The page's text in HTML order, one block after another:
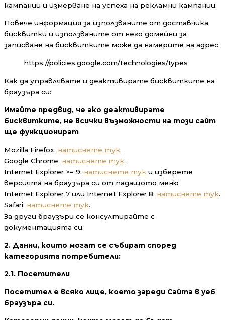
кампании и измерване на успеха на рекламни кампании.
Повече информация за използваните от доставчика
бисквитки и използваните от него домейни за
записване на бисквитките може да намерите на адрес:
https://policies.google.com/technologies/types
Как да управлявате и деактивирате бисквитките на
браузъра си:
Имайте предвид, че ако деактивирате
бисквитките, не всички възможности на този сайт
ще функционират
Mozilla Firefox: натиснете тук.
Google Chrome: натиснете тук.
Internet Explorer >= 9: натиснете тук и изберете
версията на браузъра си от падащото меню
Internet Explorer 7 или Internet Explorer 8: натиснете тук.
Safari: натиснете тук.
За други браузъри се консултирайте с
документацията си.
2. Данни, които могат се събират според
категорията потребители:
2.1. Посетители
Посетител е всяко лице, което зареди Сайта в уеб
браузъра си.